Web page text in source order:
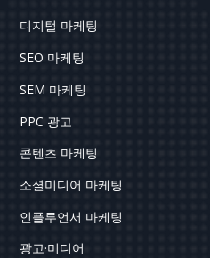
디지털 마케팅
SEO 마케팅
SEM 마케팅
PPC 광고
콘텐츠 마케팅
소셜미디어 마케팅
인플루언서 마케팅
광고·미디어